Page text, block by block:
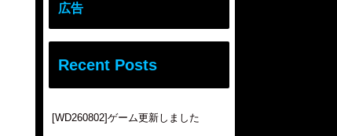
広告
Recent Posts
[WD260802]ゲーム更新しました